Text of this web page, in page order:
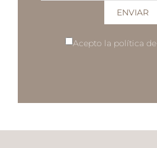
Acepto la política